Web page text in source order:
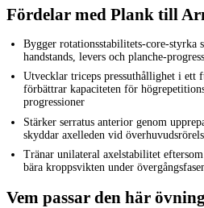
Fördelar med Plank till
Bygger rotationsstabilitets-core-
handstands, levers och planche-
Utvecklar triceps pressuthållighet i ett
förbättrar kapaciteten för
progressioner
Stärker serratus anterior genom
skyddar axelleden vid
Tränar unilateral axelstabilitet
bära kroppsvikten under
Vem passar den här